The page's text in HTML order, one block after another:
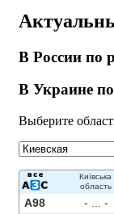
В России по
В Украине
Выберите
Київська
область
A98 - ...
-